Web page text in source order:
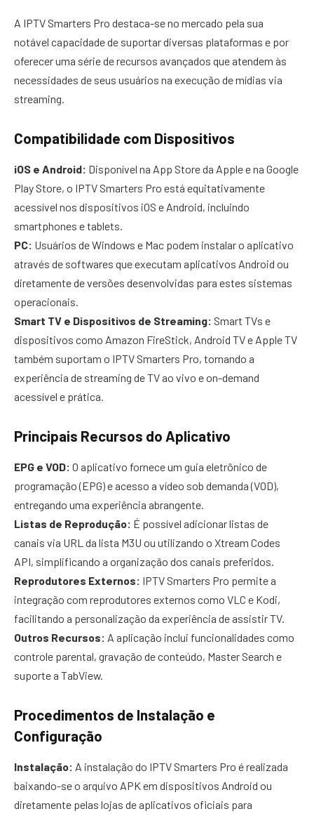
A IPTV Smarters Pro destaca-se no mercado pela sua
notável capacidade de suportar diversas plataformas e por
oferecer uma série de recursos avançados que atendem às
necessidades de seus usuários na execução de mídias via
streaming.
Compatibilidade com Dispositivos
iOS e Android: Disponível na App Store da Apple e na Google
Play Store, o IPTV Smarters Pro está equitativamente
acessível nos dispositivos iOS e Android, incluindo
smartphones e tablets.
PC: Usuários de Windows e Mac podem instalar o aplicativo
através de softwares que executam aplicativos Android ou
diretamente de versões desenvolvidas para estes sistemas
operacionais.
Smart TV e Dispositivos de Streaming: Smart TVs e
dispositivos como Amazon FireStick, Android TV e Apple TV
também suportam o IPTV Smarters Pro, tornando a
experiência de streaming de TV ao vivo e on-demand
acessível e prática.
Principais Recursos do Aplicativo
EPG e VOD: O aplicativo fornece um guia eletrônico de
programação (EPG) e acesso a vídeo sob demanda (VOD),
entregando uma experiência abrangente.
Listas de Reprodução: É possível adicionar listas de
canais via URL da lista M3U ou utilizando o Xtream Codes
API, simplificando a organização dos canais preferidos.
Reprodutores Externos: IPTV Smarters Pro permite a
integração com reprodutores externos como VLC e Kodi,
facilitando a personalização da experiência de assistir TV.
Outros Recursos: A aplicação inclui funcionalidades como
controle parental, gravação de conteúdo, Master Search e
suporte a TabView.
Procedimentos de Instalação e
Configuração
Instalação: A instalação do IPTV Smarters Pro é realizada
baixando-se o arquivo APK em dispositivos Android ou
diretamente pelas lojas de aplicativos oficiais para